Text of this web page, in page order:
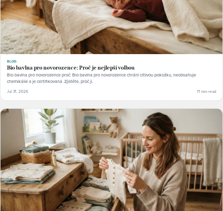
BLOG
Bio bavlna pro novorozence: Proč je nejlepší volbou
Bio bavlna pro novorozence proč: Bio bavlna pro novorozence chrání citlivou pokožku, neobsahuje
chemikálie a je certifikovaná. Zjistěte, proč ji.
Jul 31, 2026 11 min read